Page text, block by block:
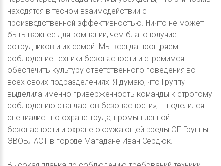
находятся в тесном взаимодействии с
производственной эффективностью. Ничто не может
быть важнее для компании, чем благополучие
сотрудников и их семей. Мы всегда поощряем
соблюдение техники безопасности и стремимся
обеспечить культуру ответственного поведения во
всех своих подразделениях. Я думаю, что Группу
выделила именно приверженность команды к строгому
соблюдению стандартов безопасности», – поделился
специалист по охране труда, промышленной
безопасности и охране окружающей среды ОП Группы
ЭВОБЛАСТ в городе Магадане Иван Сердюк.